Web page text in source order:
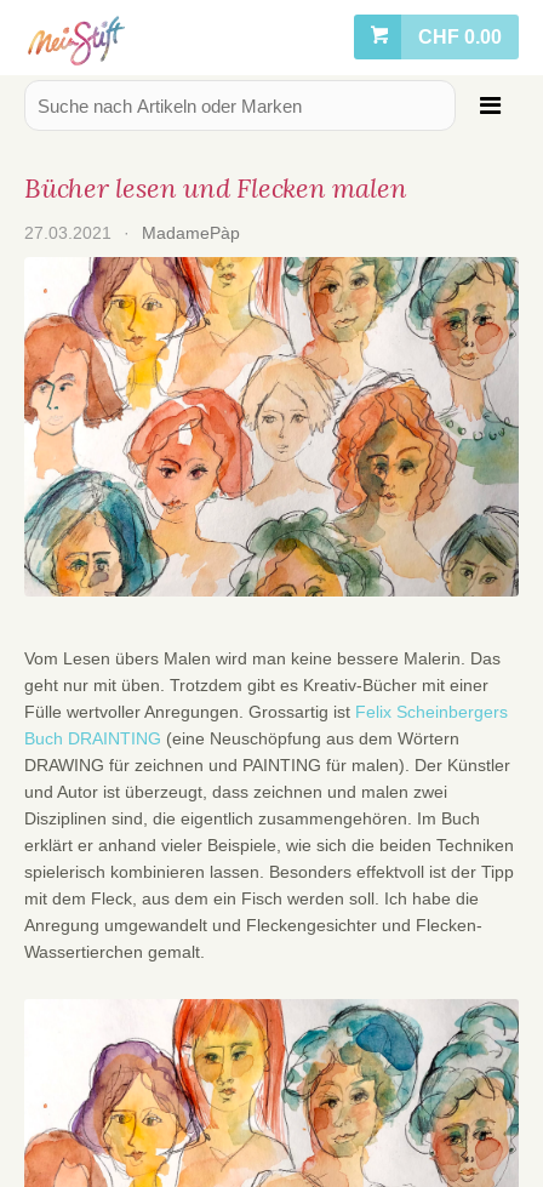
CHF 0.00
Bücher lesen und Flecken malen
27.03.2021 · MadamePàp
Vom Lesen übers Malen wird man keine bessere Malerin. Das
geht nur mit üben. Trotzdem gibt es Kreativ-Bücher mit einer
Fülle wertvoller Anregungen. Grossartig ist Felix Scheinbergers
Buch DRAINTING (eine Neuschöpfung aus dem Wörtern
DRAWING für zeichnen und PAINTING für malen). Der Künstler
und Autor ist überzeugt, dass zeichnen und malen zwei
Disziplinen sind, die eigentlich zusammengehören. Im Buch
erklärt er anhand vieler Beispiele, wie sich die beiden Techniken
spielerisch kombinieren lassen. Besonders effektvoll ist der Tipp
mit dem Fleck, aus dem ein Fisch werden soll. Ich habe die
Anregung umgewandelt und Fleckengesichter und Flecken-
Wassertierchen gemalt.